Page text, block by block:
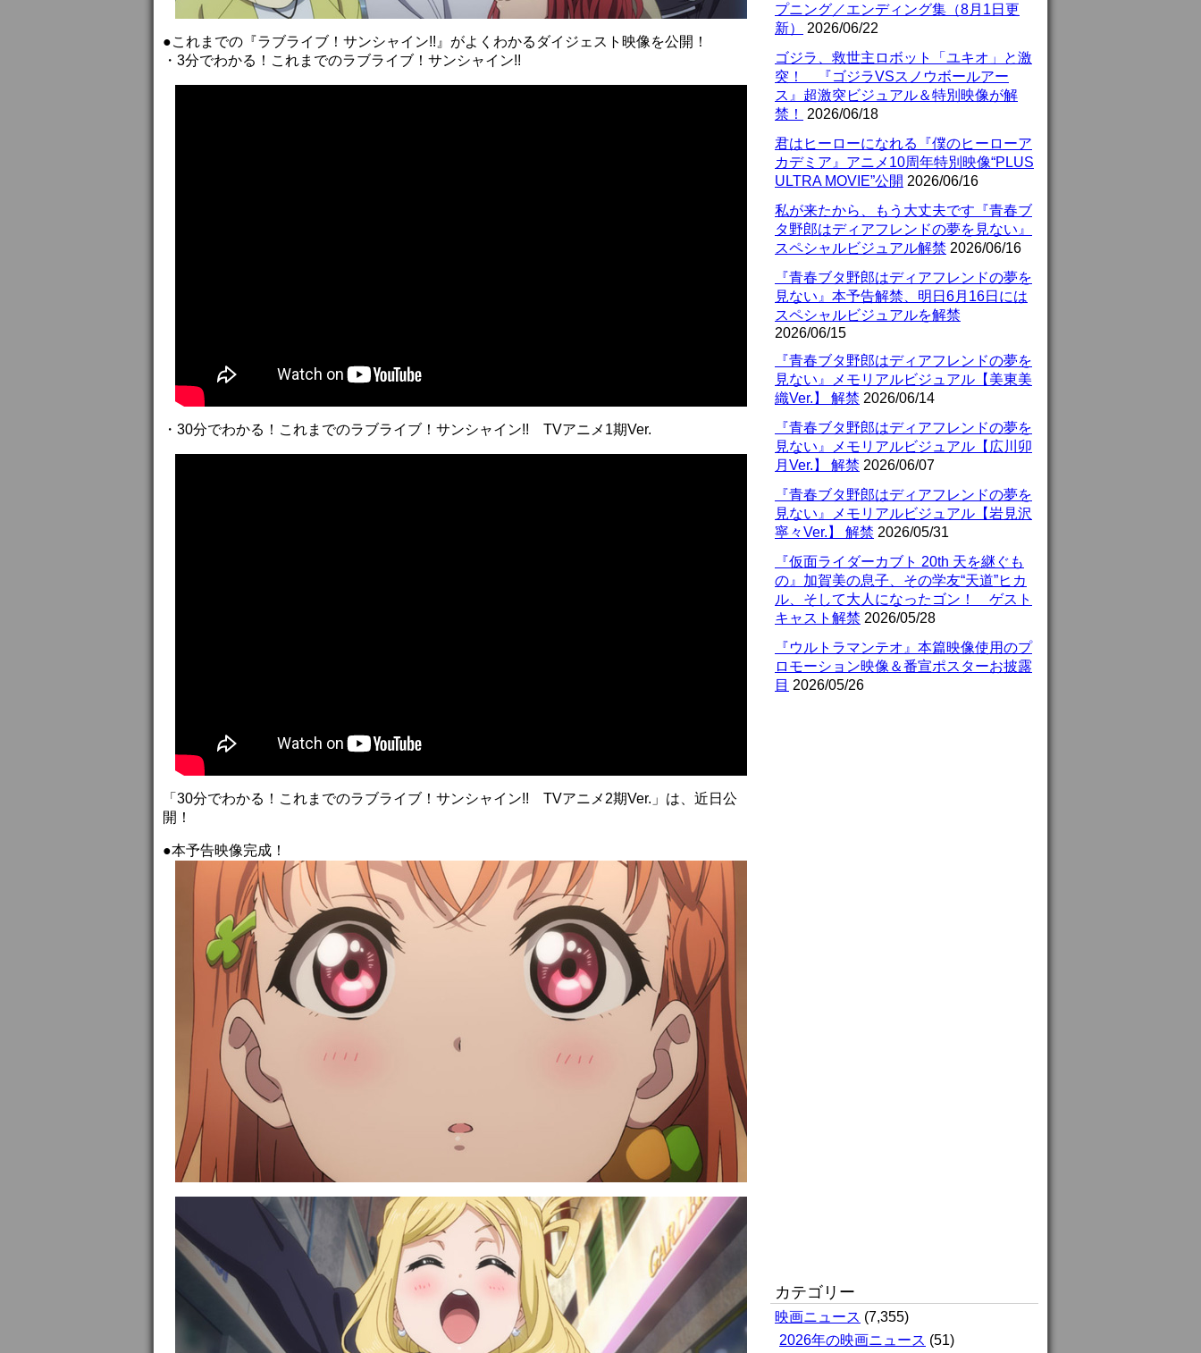
●これまでの『ラブライブ！サンシャイン!!』がよくわかるダイジェスト映像を公開！
・3分でわかる！これまでのラブライブ！サンシャイン!!
・30分でわかる！これまでのラブライブ！サンシャイン!! TVアニメ1期Ver.
「30分でわかる！これまでのラブライブ！サンシャイン!! TVアニメ2期Ver.」は、近日公
開！
●本予告映像完成！
プニング／エンディング集（8月1日更
新）
2026/06/22
ゴジラ、救世主ロボット「ユキオ」と激
突！ 『ゴジラVSスノウボールアー
ス』超激突ビジュアル＆特別映像が解
禁！
2026/06/18
君はヒーローになれる『僕のヒーローア
カデミア』アニメ10周年特別映像“PLUS
ULTRA MOVIE”公開 2026/06/16
私が来たから、もう大丈夫です『青春ブ
タ野郎はディアフレンドの夢を見ない』
スペシャルビジュアル解禁 2026/06/16
『青春ブタ野郎はディアフレンドの夢を
見ない』本予告解禁、明日6月16日には
スペシャルビジュアルを解禁
2026/06/15
『青春ブタ野郎はディアフレンドの夢を
見ない』メモリアルビジュアル【美東美
織Ver.】 解禁 2026/06/14
『青春ブタ野郎はディアフレンドの夢を
見ない』メモリアルビジュアル【広川卯
月Ver.】 解禁 2026/06/07
『青春ブタ野郎はディアフレンドの夢を
見ない』メモリアルビジュアル【岩見沢
寧々Ver.】 解禁 2026/05/31
『仮面ライダーカブト 20th 天を継ぐも
の』加賀美の息子、その学友“天道”ヒカ
ル、そして大人になったゴン！ ゲスト
キャスト解禁 2026/05/28
『ウルトラマンテオ』本篇映像使用のプ
ロモーション映像＆番宣ポスターお披露
目 2026/05/26
カテゴリー
映画ニュース (7,355)
2026年の映画ニュース (51)